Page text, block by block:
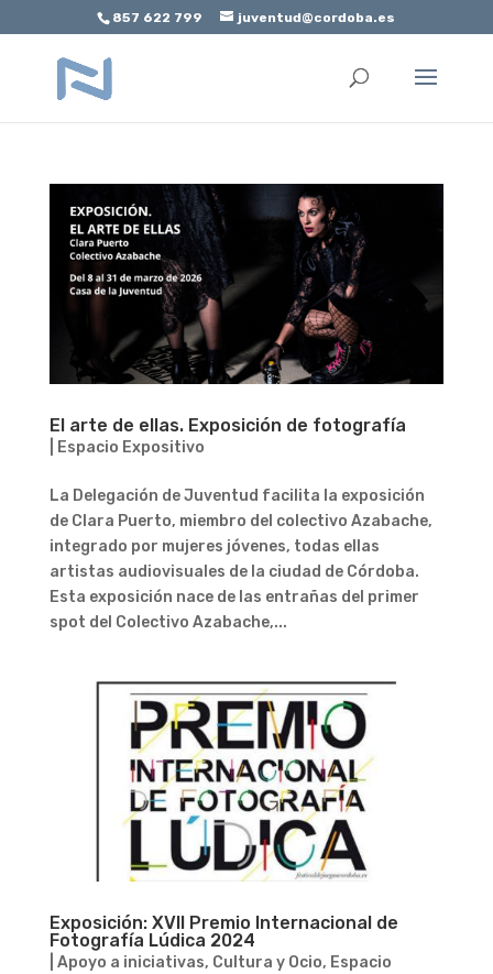
Abrir barra de herramientas
857 622 799 juventud@cordoba.es
El arte de ellas. Exposición de fotografía
Espacio Expositivo
La Delegación de Juventud facilita la exposición
de Clara Puerto, miembro del colectivo Azabache,
integrado por mujeres jóvenes, todas ellas
artistas audiovisuales de la ciudad de Córdoba.
Esta exposición nace de las entrañas del primer
spot del Colectivo Azabache,...
Exposición: XVII Premio Internacional de
Fotografía Lúdica 2024
Apoyo a iniciativas, Cultura y Ocio, Espacio